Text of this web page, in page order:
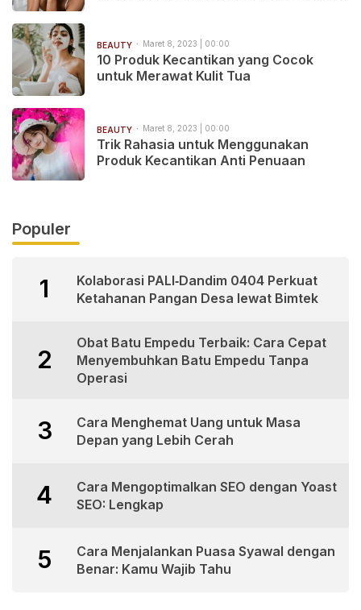
BEAUTY Maret 8, 2023 | 00:00
10 Produk Kecantikan yang Cocok
untuk Merawat Kulit Tua
BEAUTY Maret 8, 2023 | 00:00
Trik Rahasia untuk Menggunakan
Produk Kecantikan Anti Penuaan
Populer
1
Kolaborasi PALI‑Dandim 0404 Perkuat
Ketahanan Pangan Desa lewat Bimtek
2
Obat Batu Empedu Terbaik: Cara Cepat
Menyembuhkan Batu Empedu Tanpa
Operasi
3
Cara Menghemat Uang untuk Masa
Depan yang Lebih Cerah
4
Cara Mengoptimalkan SEO dengan Yoast
SEO: Lengkap
5
Cara Menjalankan Puasa Syawal dengan
Benar: Kamu Wajib Tahu